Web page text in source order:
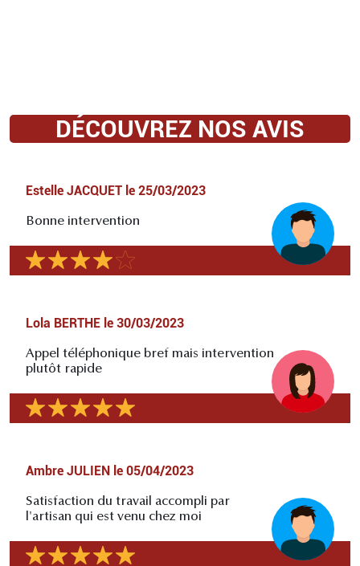
DÉCOUVREZ NOS AVIS
Estelle JACQUET le 25/03/2023
Bonne intervention
Lola BERTHE le 30/03/2023
Appel téléphonique bref mais intervention
plutôt rapide
Ambre JULIEN le 05/04/2023
Satisfaction du travail accompli par
l'artisan qui est venu chez moi